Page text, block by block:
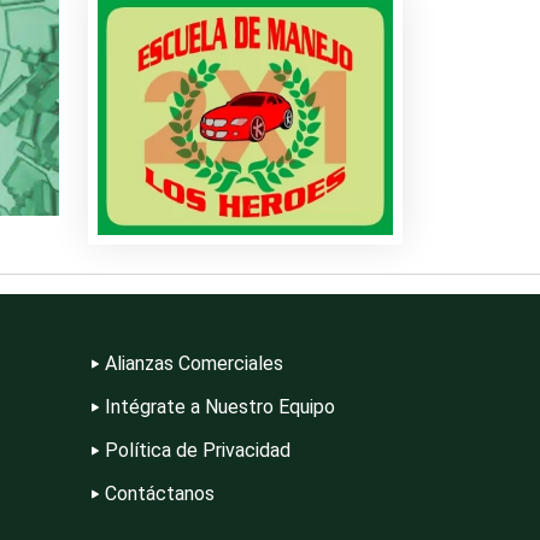
Alianzas Comerciales
Intégrate a Nuestro Equipo
Política de Privacidad
Contáctanos